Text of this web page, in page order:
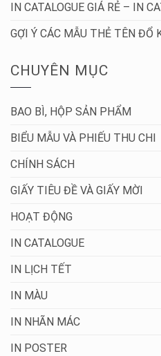
IN CATALOGUE GIÁ RẺ – IN
GỢI Ý CÁC MẪU THẺ TÊN ĐỔ
CHUYÊN MỤC
BAO BÌ, HỘP SẢN PHẨM
BIỂU MẪU VÀ PHIẾU THU CHI
CHÍNH SÁCH
GIẤY TIÊU ĐỀ VÀ GIẤY MỜI
HOẠT ĐỘNG
IN CATALOGUE
IN LỊCH TẾT
IN MÀU
IN NHÃN MÁC
IN POSTER